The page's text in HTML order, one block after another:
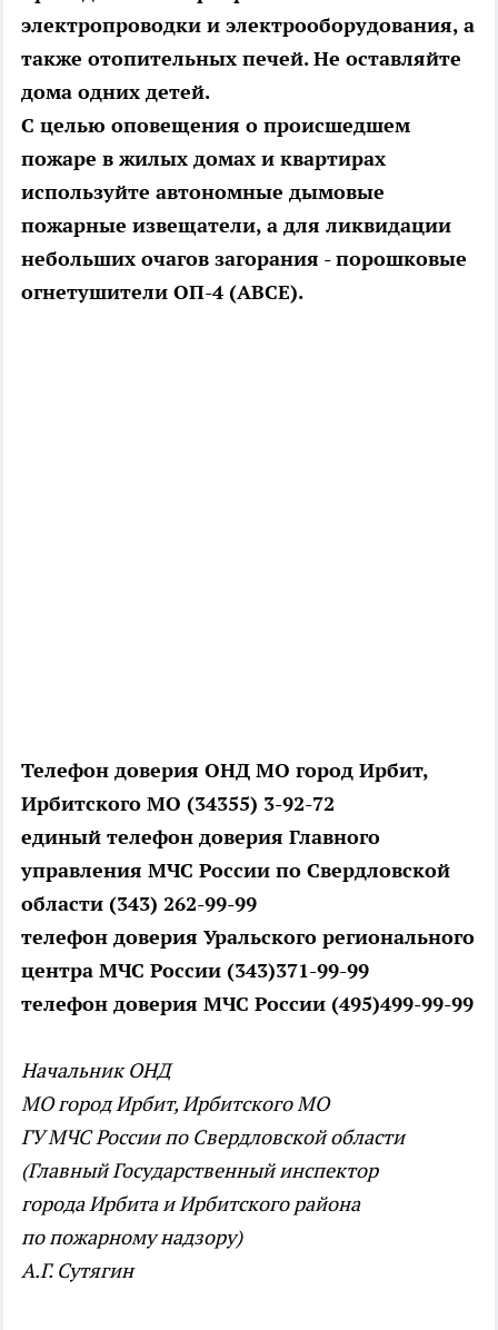
электропроводки и электрооборудования, а
также отопительных печей. Не оставляйте
дома одних детей.
С целью оповещения о происшедшем
пожаре в жилых домах и квартирах
используйте автономные дымовые
пожарные извещатели, а для ликвидации
небольших очагов загорания - порошковые
огнетушители ОП-4 (АВСЕ).
Телефон доверия ОНД МО город Ирбит,
Ирбитского МО (34355) 3-92-72
единый телефон доверия Главного
управления МЧС России по Свердловской
области (343) 262-99-99
телефон доверия Уральского регионального
центра МЧС России (343)371-99-99
телефон доверия МЧС России (495)499-99-99
Начальник ОНД
МО город Ирбит, Ирбитского МО
ГУ МЧС России по Свердловской области
(Главный Государственный инспектор
города Ирбита и Ирбитского района
по пожарному надзору)
А.Г. Сутягин